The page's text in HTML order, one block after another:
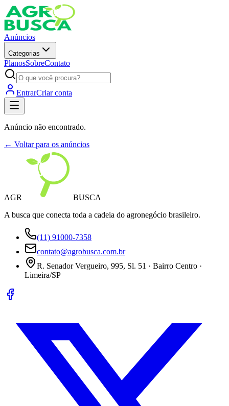
Anúncios
Categorias
PlanosSobreContato
EntrarCriar conta
Anúncio não encontrado.
← Voltar para os anúncios
AGR
BUSCA
A busca que conecta toda a cadeia do agronegócio brasileiro.
(11) 91000-7358
contato@agrobusca.com.br
R. Senador Vergueiro, 995, Sl. 51 · Bairro Centro ·
Limeira/SP